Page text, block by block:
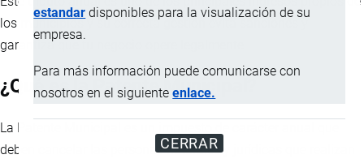
estandar disponibles para la visualización de su
empresa.
Para más información puede comunicarse con
nosotros en el siguienteenlace.
CERRAR
los municipios y su correcta gestión evita sanciones y
garantiza que tu negocio opere legalmente.
¿Qué es la Patente Municipal?
La Patente Municipal es un impuesto de carácter anual que
deben cancelar las personas naturales y jurídicas que realizan